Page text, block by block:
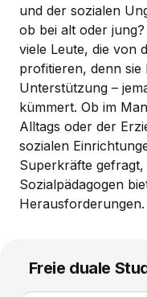
und der sozialen
ob bei alt oder
viele Leute, die von
profitieren, denn sie
Unterstützung –
kümmert. Ob im
Alltags oder der
sozialen
Superkräfte
Sozialpädagogen
Herausforderungen.
Freie duale